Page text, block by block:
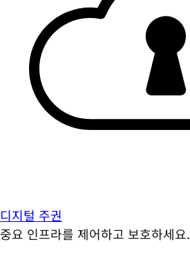
디지털 주권
중요 인프라를 제어하고 보호하세요.